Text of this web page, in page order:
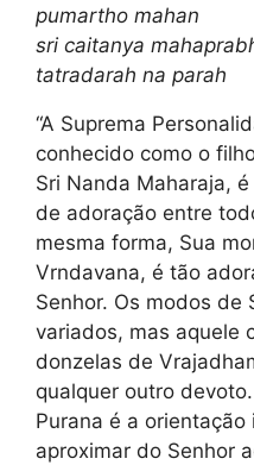
pumartho mahan
sri caitanya
tatradarah na parah
“A Suprema
conhecido como o
Sri Nanda Maharaja,
de adoração entre
mesma forma, Sua
Vrndavana, é tão
Senhor. Os modos de
variados, mas aquele
donzelas de
qualquer outro
Purana é a
aproximar do Senhor